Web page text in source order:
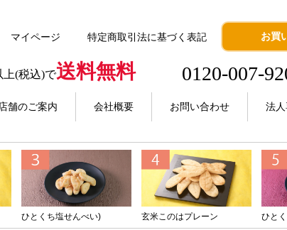
マイページ 特定商取引法に基づく表記 お買
上(税込)で送料無料 0120-007-
店舗のご案内 会社概要 お問い合わせ 法人
ひとくち塩せんべい) 玄米このはプレーン ひと